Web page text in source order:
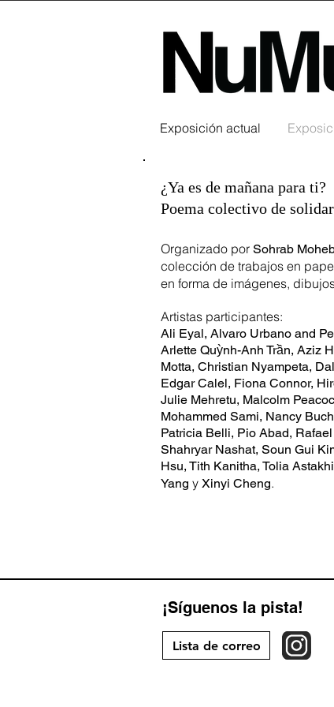
Exposición actual
¿Ya es de mañana para ti?
Poema colectivo de
Organizado por Sohrab
colección de trabajos en
en forma de imágenes,
Artistas participantes:
Ali Eyal, Alvaro Urbano and
Arlette Quỳnh-Anh Trần, Aziz
Motta, Christian Nyampeta,
Edgar Calel, Fiona Connor,
Julie Mehretu, Malcolm
Mohammed Sami, Nancy
Patricia Belli, Pio Abad,
Shahryar Nashat, Soun Gui
Hsu, Tith Kanitha, Tolia
Yang y Xinyi Cheng.
¡Síguenos la pista!
Lista de correo